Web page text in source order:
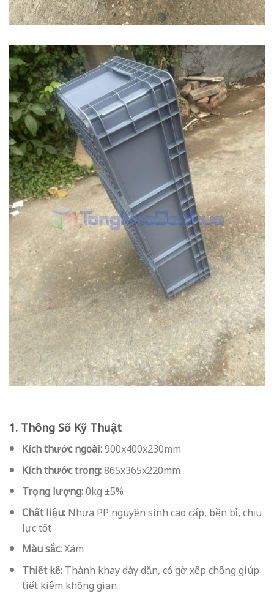
1. Thông Số Kỹ Thuật
Kích thước ngoài:900x400x230mm
Kích thước trong:865x365x220mm
Trọng lượng:0kg ±5%
Chất liệu:Nhựa PP nguyên sinh cao cấp, bền bỉ, chịu
lực tốt
Màu sắc:Xám
Thiết kế:Thành khay dày dặn, có gờ xếp chồng giúp
tiết kiệm không gian